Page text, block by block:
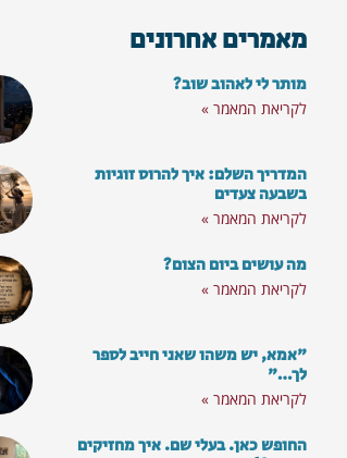
מאמרים אחרונים
מותר לי לאהוב שוב?
לקריאת המאמר »
המדריך השלם: איך להרוס זוגיות
בשבעה צעדים
לקריאת המאמר »
מה עושים ביום הצום?
לקריאת המאמר »
"אמא, יש משהו שאני חייב לספר
לך…"
לקריאת המאמר »
החופש כאן. בעלי שם. איך מחזיקים